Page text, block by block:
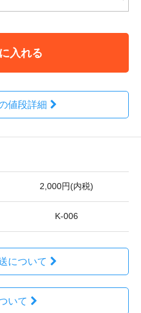
入れる
値段詳細
2,000円(内税)
K-006
について
いて